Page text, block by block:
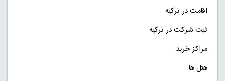
اقامت در ترکیه
ثبت شرکت در ترکیه
مراکز خرید
هتل ها